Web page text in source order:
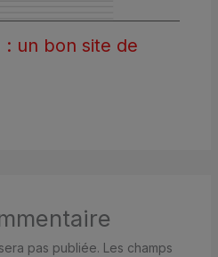
: un bon site de
pas publiée. Les champs